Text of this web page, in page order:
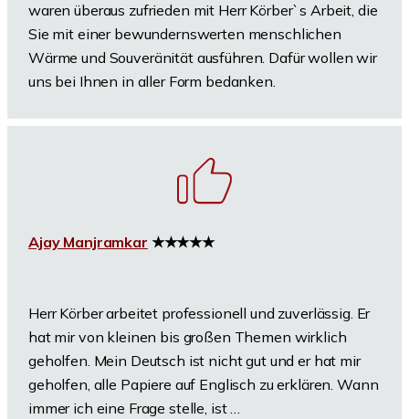
waren überaus zufrieden mit Herr Körber`s Arbeit, die
Sie mit einer bewundernswerten menschlichen
Wärme und Souveränität ausführen. Dafür wollen wir
uns bei Ihnen in aller Form bedanken.
Ajay Manjramkar ★★★★★
Herr Körber arbeitet professionell und zuverlässig. Er
hat mir von kleinen bis großen Themen wirklich
geholfen. Mein Deutsch ist nicht gut und er hat mir
geholfen, alle Papiere auf Englisch zu erklären. Wann
immer ich eine Frage stelle, ist …